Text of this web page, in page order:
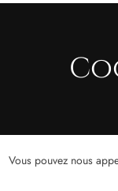
Vous pouvez nous